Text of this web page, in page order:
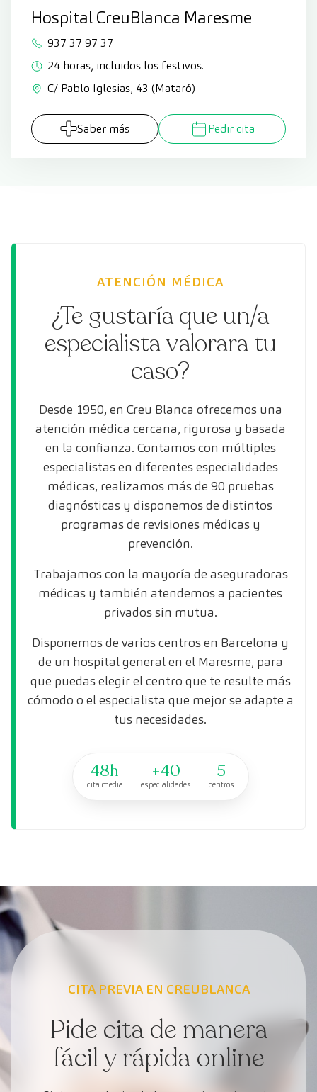
Hospital CreuBlanca Maresme
937 37 97 37
24 horas, incluidos los festivos.
C/ Pablo Iglesias, 43 (Mataró)
Saber más Pedir cita
ATENCIÓN MÉDICA
¿Te gustaría que un/a
especialista valorara tu
caso?
Desde 1950, en Creu Blanca ofrecemos una
atención médica cercana, rigurosa y basada
en la confianza. Contamos con múltiples
especialistas en diferentes especialidades
médicas, realizamos más de 90 pruebas
diagnósticas y disponemos de distintos
programas de revisiones médicas y
prevención.
Trabajamos con la mayoría de aseguradoras
médicas y también atendemos a pacientes
privados sin mutua.
Disponemos de varios centros en Barcelona y
de un hospital general en el Maresme, para
que puedas elegir el centro que te resulte más
cómodo o el especialista que mejor se adapte a
tus necesidades.
48h
cita media
+40
especialidades
5
centros
CITA PREVIA EN CREUBLANCA
Pide cita de manera
fácil y rápida online